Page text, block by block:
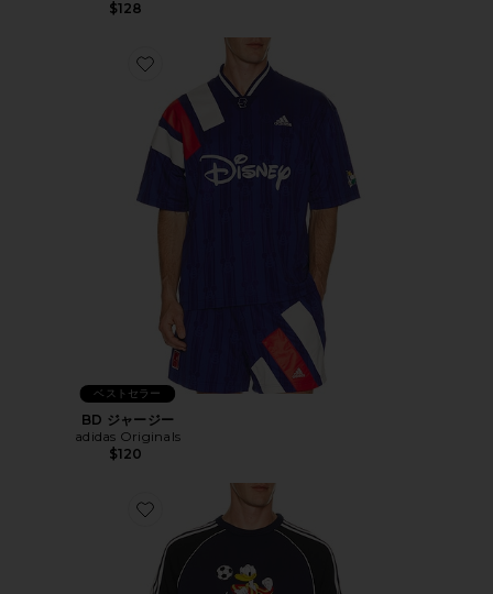
$128
Favorite BD ジャージー
ベストセラー
BD ジャージー
adidas Originals
$120
Favorite BD Tシャツ